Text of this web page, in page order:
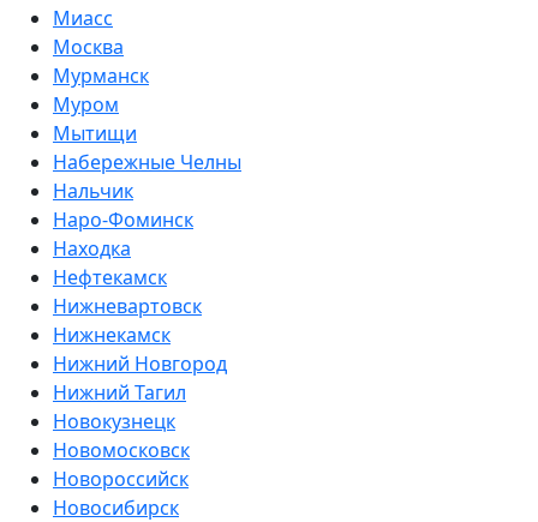
Миасс
Москва
Мурманск
Муром
Мытищи
Набережные Челны
Нальчик
Наро-Фоминск
Находка
Нефтекамск
Нижневартовск
Нижнекамск
Нижний Новгород
Нижний Тагил
Новокузнецк
Новомосковск
Новороссийск
Новосибирск